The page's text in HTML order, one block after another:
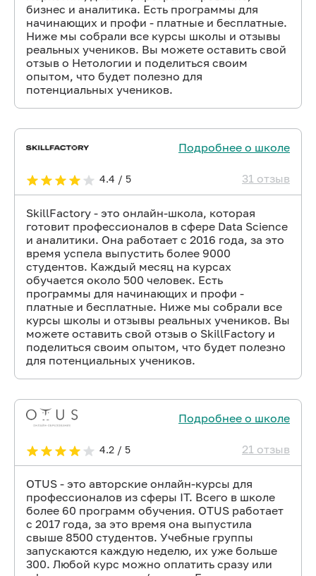
бизнес и аналитика. Есть программы для
начинающих и профи - платные и бесплатные.
Ниже мы собрали все курсы школы и отзывы
реальных учеников. Вы можете оставить свой
отзыв о Нетологии и поделиться своим
опытом, что будет полезно для
потенциальных учеников.
Подробнее о школе
4.4 / 5 31 отзыв
SkillFactory - это онлайн-школа, которая
готовит профессионалов в сфере Data Science
и аналитики. Она работает с 2016 года, за это
время успела выпустить более 9000
студентов. Каждый месяц на курсах
обучается около 500 человек. Есть
программы для начинающих и профи -
платные и бесплатные. Ниже мы собрали все
курсы школы и отзывы реальных учеников. Вы
можете оставить свой отзыв о SkillFactory и
поделиться своим опытом, что будет полезно
для потенциальных учеников.
Подробнее о школе
4.2 / 5 21 отзыв
OTUS - это авторские онлайн-курсы для
профессионалов из сферы IT. Всего в школе
более 60 программ обучения. OTUS работает
с 2017 года, за это время она выпустила
свыше 8500 студентов. Учебные группы
запускаются каждую неделю, их уже больше
300. Любой курс можно оплатить сразу или